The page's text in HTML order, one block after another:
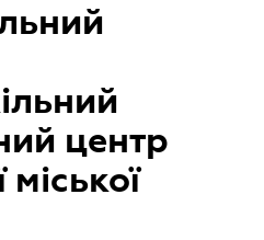
центр